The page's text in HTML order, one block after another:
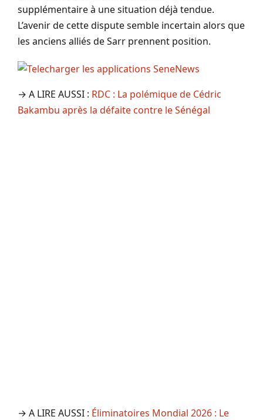
supplémentaire à une situation déjà tendue.
L’avenir de cette dispute semble incertain alors que
les anciens alliés de Sarr prennent position.
→ A LIRE AUSSI : RDC : La polémique de Cédric
Bakambu après la défaite contre le Sénégal
→ A LIRE AUSSI : Éliminatoires Mondial 2026 : Le